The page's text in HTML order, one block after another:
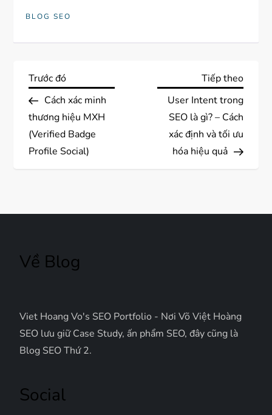
BLOG SEO
Đ
i
ề
ớ
g
b
i
Previous
Post
Trước đó
Cách xác minh
thương hiệu MXH
(Verified Badge
Profile Social)
Next
Tiếp theo
User Intent trong
SEO là gì? – Cách
xác định và tối ưu
hóa hiệu quả
Về Blog
Viet Hoang Vo's SEO Portfolio - Nơi Võ Việt Hoàng
SEO lưu giữ Case Study, ấn phẩm SEO, đây cũng là
Blog SEO Thứ 2.
Social